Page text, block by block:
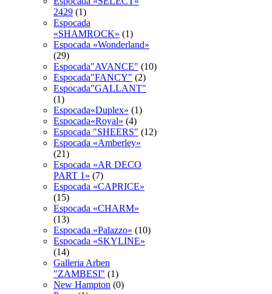
2429 (1)
Espocada
«SHAMROCK» (1)
Espocada «Wonderland»
(29)
Espocada"AVANCE" (10)
Espocada"FANCY" (2)
Espocada"GALLANT"
(1)
Espocada«Duplex» (1)
Espocada«Royal» (4)
Espocadа "SHEERS" (12)
Espocadа «Amberley»
(21)
Espocadа «AR DECO
PART 1» (7)
Espocadа «CAPRICE»
(15)
Espocadа «CHARM»
(13)
Espocadа «Palazzo» (10)
Espocadа «SKYLINE»
(14)
Galleria Arben
"ZAMBESI" (1)
New Hampton (0)